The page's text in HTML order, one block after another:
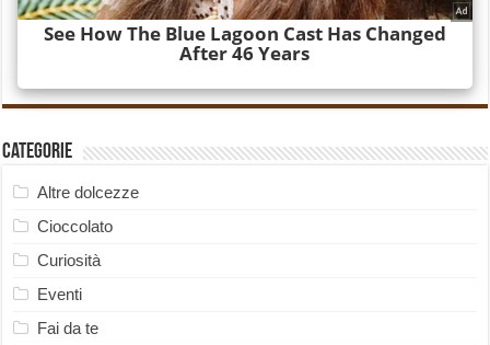
Categorie
Altre dolcezze
Cioccolato
Curiosità
Eventi
Fai da te